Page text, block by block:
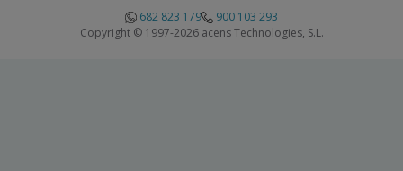
682 823 179
900 103 293
Copyright © 1997-2026 acens Technologies, S.L.